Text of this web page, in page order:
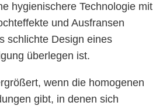
hygienischere Technologie mit
und Ausfransen
schlichte Design eines
überlegen ist.
wenn die homogenen
gibt, in denen sich